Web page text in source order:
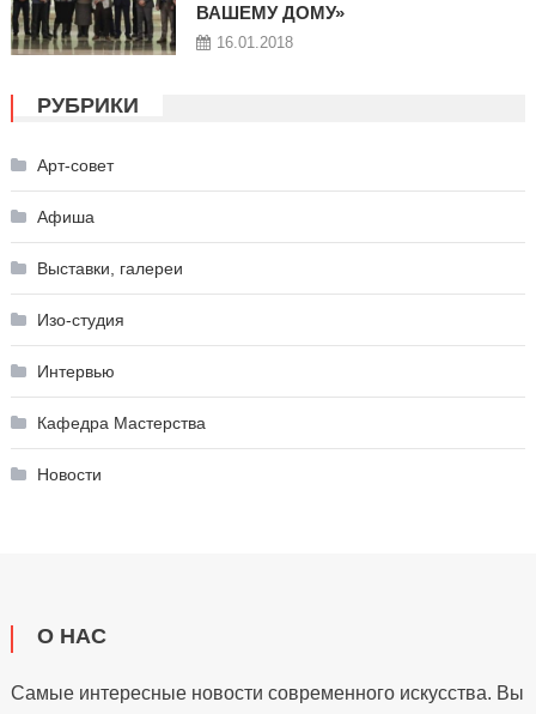
ВАШЕМУ ДОМУ»
16.01.2018
РУБРИКИ
Арт-совет
Афиша
Выставки, галереи
Изо-студия
Интервью
Кафедра Мастерства
Новости
О НАС
Самые интересные новости современного искусства. Вы